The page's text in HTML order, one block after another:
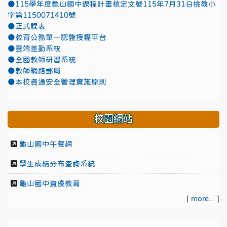
●115學年度龜山國中課程計畫核定文號115年7月31日桃教小
字第1150071410號
●正式課表
●教育公務單一認證授權平台
●雲端差勤系統
●全國教師研習系統
●教師網路郵局
●本校資通安全管理實施原則
校園網站
龜山國中午餐網
學生成績分布查詢系統
龜山國中資優教育
[ more... ]